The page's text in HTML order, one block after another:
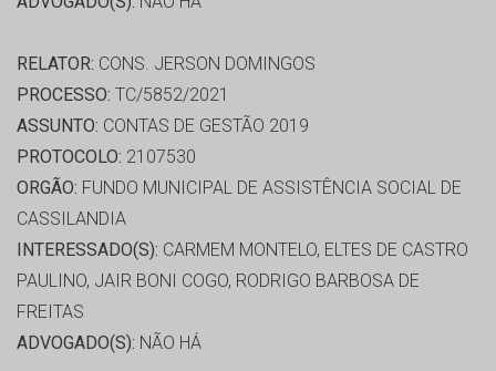
RELATOR: CONS. JERSON DOMINGOS
PROCESSO: TC/5852/2021
ASSUNTO: CONTAS DE GESTÃO 2019
PROTOCOLO: 2107530
ORGÃO: FUNDO MUNICIPAL DE ASSISTÊNCIA SOCIAL DE
CASSILANDIA
INTERESSADO(S): CARMEM MONTELO, ELTES DE CASTRO
PAULINO, JAIR BONI COGO, RODRIGO BARBOSA DE
FREITAS
ADVOGADO(S): NÃO HÁ